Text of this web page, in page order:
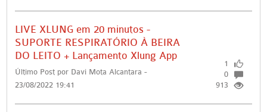
LIVE XLUNG em 20 minutos -
SUPORTE RESPIRATÓRIO À BEIRA
DO LEITO + Lançamento Xlung App
Último Post por Davi Mota Alcantara -
23/08/2022 19:41
1
0
913